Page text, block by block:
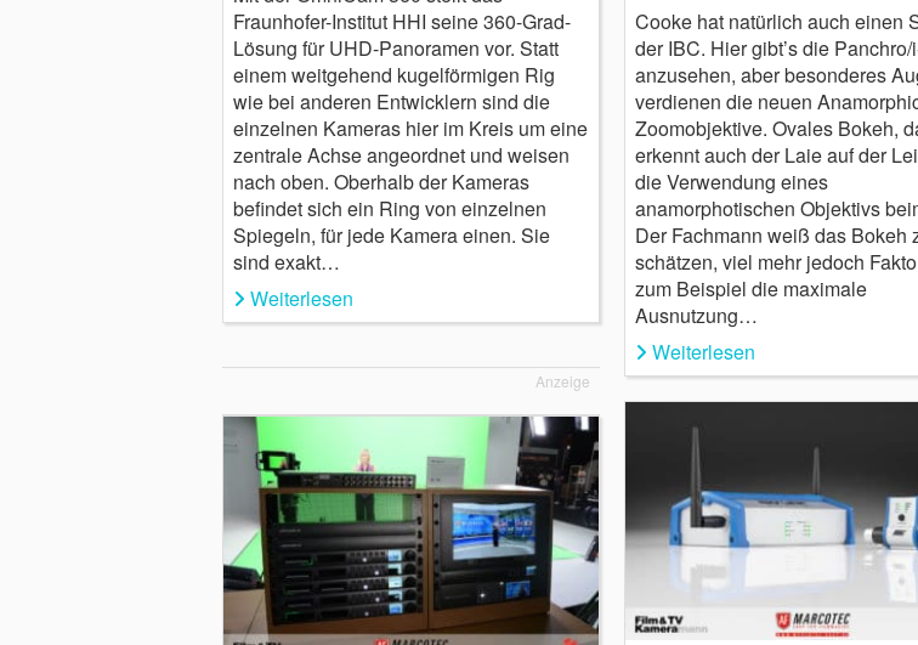
Fraunhofer-Institut HHI seine 360-Grad-
Lösung für UHD-Panoramen vor. Statt
einem weitgehend kugelförmigen Rig
wie bei anderen Entwicklern sind die
einzelnen Kameras hier im Kreis um eine
zentrale Achse angeordnet und weisen
nach oben. Oberhalb der Kameras
befindet sich ein Ring von einzelnen
Spiegeln, für jede Kamera einen. Sie
sind exakt…
Weiterlesen
Anzeige
Cooke hat natürlich auch einen
der IBC. Hier gibt’s die
anzusehen, aber besonderes
verdienen die neuen
Zoomobjektive. Ovales Bokeh,
erkennt auch der Laie auf der
die Verwendung eines
anamorphotischen Objektivs
Der Fachmann weiß das Bokeh
schätzen, viel mehr jedoch
zum Beispiel die maximale
Ausnutzung…
Weiterlesen